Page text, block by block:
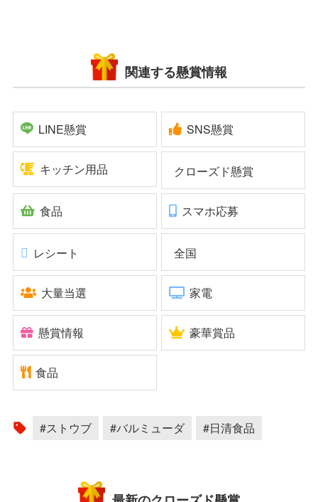
関連する懸賞情報
LINE懸賞 SNS懸賞
キッチン用品 クローズド懸賞
食品 スマホ応募
レシート 全国
大量当選 家電
懸賞情報 豪華賞品
食品
#ストウブ #バルミューダ #日清食品